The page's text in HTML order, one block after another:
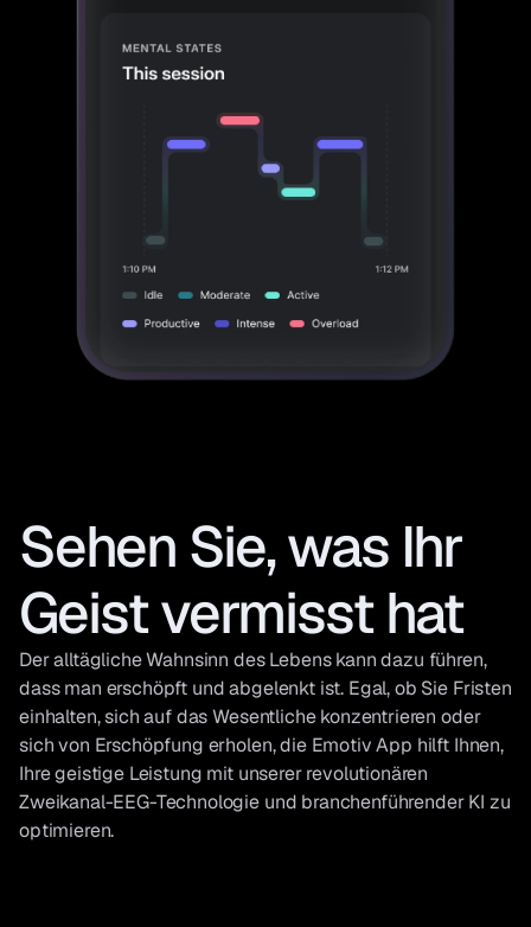
Sehen Sie, was Ihr
Geist vermisst hat
Der alltägliche Wahnsinn des Lebens kann dazu führen,
dass man erschöpft und abgelenkt ist. Egal, ob Sie Fristen
einhalten, sich auf das Wesentliche konzentrieren oder
sich von Erschöpfung erholen, die Emotiv App hilft Ihnen,
Ihre geistige Leistung mit unserer revolutionären
Zweikanal-EEG-Technologie und branchenführender KI zu
optimieren.